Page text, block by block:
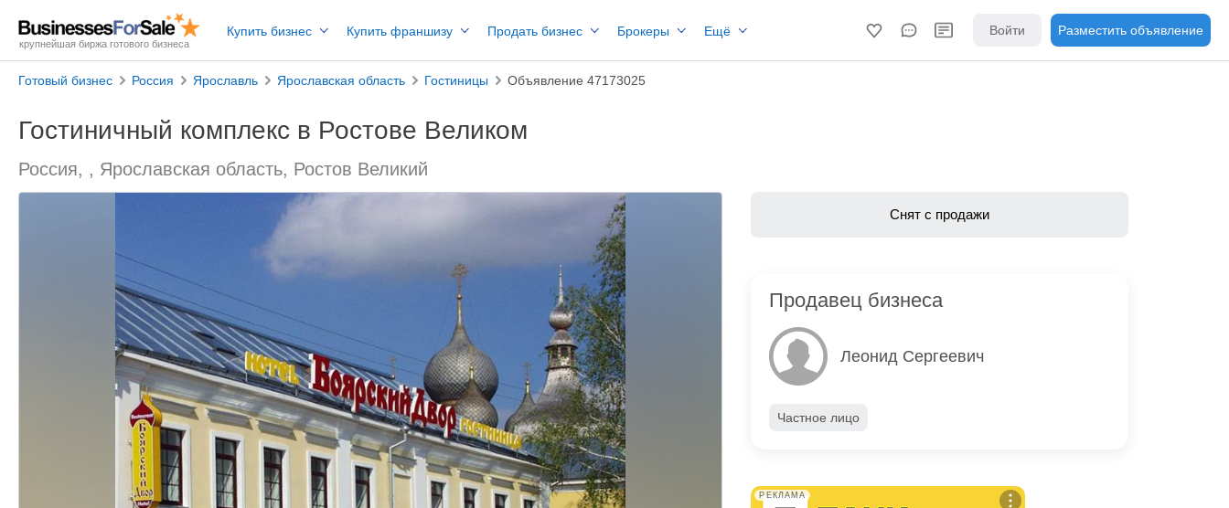
крупнейшая биржа готового бизнеса
Купить бизнес Купить франшизу Продать бизнес Брокеры Ещё Войти Разместить объявление
Готовый бизнес Россия Ярославль Ярославская область Гостиницы Объявление 47173025
Гостиничный комплекс в Ростове Великом
Россия, , Ярославская область, Ростов Великий
Снят с продажи
Продавец бизнеса
Леонид Сергеевич
Частное лицо
РЕКЛАМА